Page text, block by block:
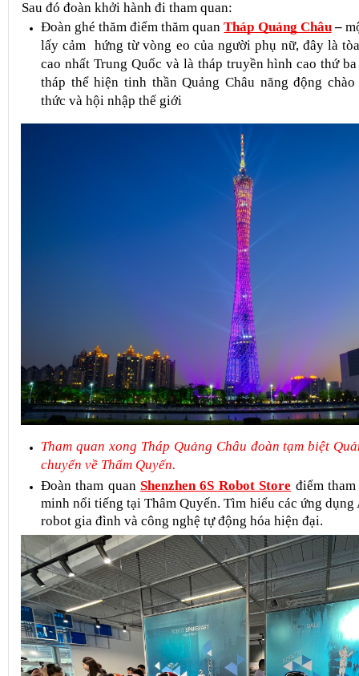
Sáng: Quý khách dùng bữa sáng tại khách sạn. Sau đó làm
Sau đó đoàn khởi hành đi tham quan:
Đoàn ghé thăm điểm thăm quan Tháp Quảng Châu –
lấy cảm  hứng từ vòng eo của người phụ nữ, đây là
cao nhất Trung Quốc và là tháp truyền hình cao thứ
tháp thể hiện tinh thần Quảng Châu năng động
Tham quan xong Tháp Quảng Châu đoàn tạm biệt
chuyển về Thẩm Quyến.
Đoàn tham quan Shenzhen 6S Robot Store điểm
minh nổi tiếng tại Thâm Quyến. Tìm hiểu các ứng
robot gia đình và công nghệ tự động hóa hiện đại.